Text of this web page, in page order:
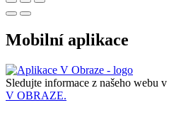
Mobilní aplikace
Sledujte informace z našeho webu v
V OBRAZE.